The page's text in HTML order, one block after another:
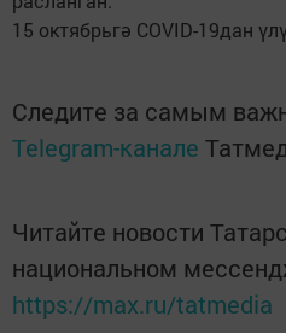
15 октябрьгә COVID-19дан
Следите за самым
Telegram-канале
Читайте новости
национальном
https://max.ru/tatmedia